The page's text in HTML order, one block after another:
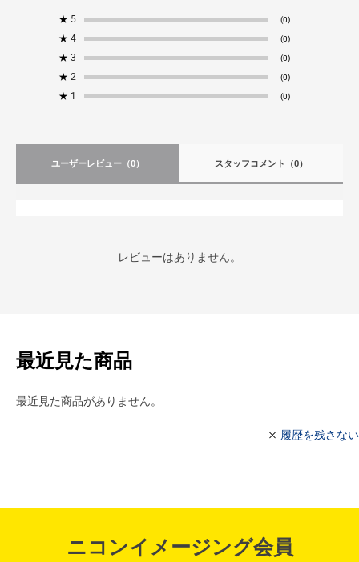
★ 5 (0)
★ 4 (0)
★ 3 (0)
★ 2 (0)
★ 1 (0)
ユーザーレビュー （0） スタッフコメント （0）
レビューはありません。
最近見た商品
最近見た商品がありません。
履歴を残さない
ニコンイメージング会員